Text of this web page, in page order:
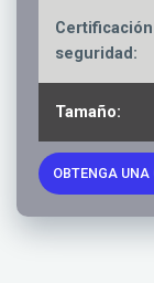
seguridad:
Tamaño:
OBTENGA